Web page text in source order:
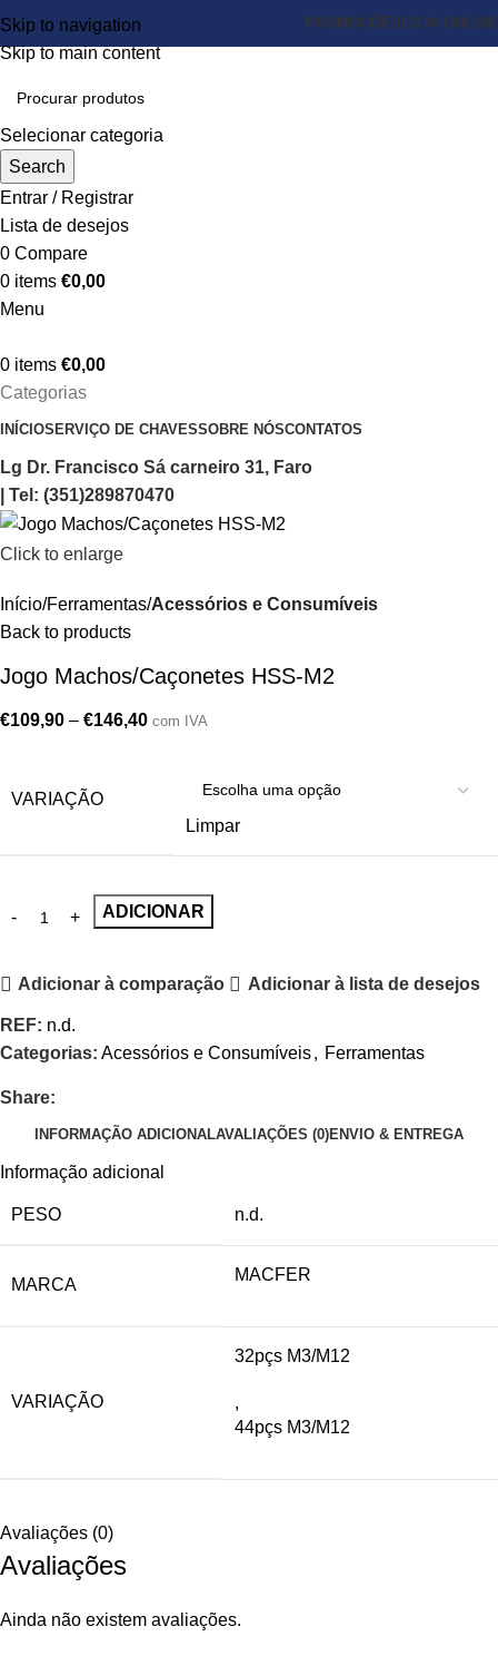
Skip to navigation
Skip to main content
PROMOÇÕES LOJA ONLINE
Selecionar categoria
Search
Entrar / Registrar
Lista de desejos
0 Compare
0 items €0,00
Menu
0 items €0,00
Categorias
INÍCIOSERVIÇO DE CHAVESSOBRE NÓSCONTATOS
Lg Dr. Francisco Sá carneiro 31, Faro
| Tel: (351)289870470
Click to enlarge
Início Ferramentas Acessórios e Consumíveis
Back to products
Jogo Machos/Caçonetes HSS-M2
€109,90 – €146,40 com IVA
VARIAÇÃO
Limpar
ADICIONAR
Adicionar à comparação Adicionar à lista de desejos
REF: n.d.
Categorias: Acessórios e Consumíveis, Ferramentas
Share:
INFORMAÇÃO ADICIONALAVALIAÇÕES (0)ENVIO & ENTREGA
Informação adicional
PESO n.d.
MARCA
MACFER
VARIAÇÃO
32pçs M3/M12
,
44pçs M3/M12
Avaliações (0)
Avaliações
Ainda não existem avaliações.